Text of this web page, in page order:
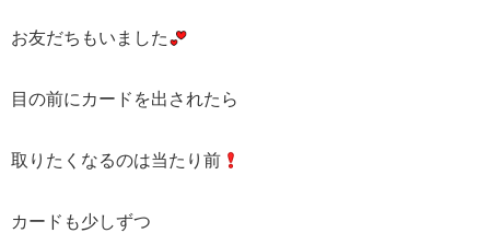
お友だちもいました
目の前にカードを出されたら
取りたくなるのは当たり前
カードも少しずつ